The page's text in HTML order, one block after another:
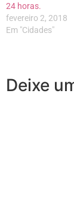
24 horas.
fevereiro 2, 2018
Em "Cidades"
Deixe